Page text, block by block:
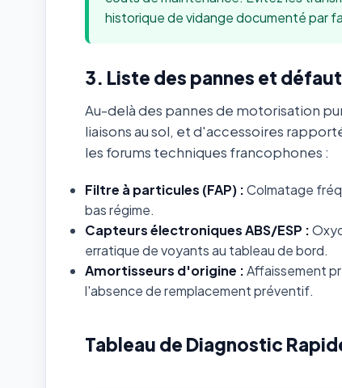
historique de vidange documenté par
3. Liste des pannes et
Au-delà des pannes de motorisation
liaisons au sol, et d'accessoires
les forums techniques francophones :
Filtre à particules (FAP) :Colmatage
bas régime.
Capteurs électroniques ABS/ESP :
erratique de voyants au tableau de bord.
Amortisseurs d'origine :Affaissement
l'absence de remplacement préventif.
Tableau de Diagnostic